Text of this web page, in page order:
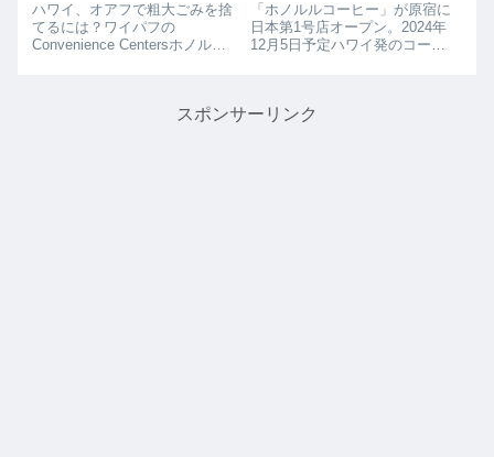
ハワイ、オアフで粗大ごみを捨
てるには？ワイパフの
Convenience Centersホノルル
破棄できます。写真のように工
「ホノルルコーヒー」が原宿に
日本第1号店オープン。2024年
12月5日予定ハワイ発のコーヒ
第1号店「HONOLULU COFFEE
スポンサーリンク